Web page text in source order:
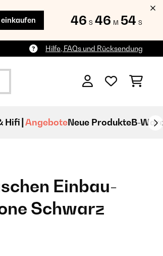
46 S 46 M 52 S
Hilfe, FAQs und Rücksendung
Hifi AngeboteNeue ProdukteB-
Einbau-
Schwarz